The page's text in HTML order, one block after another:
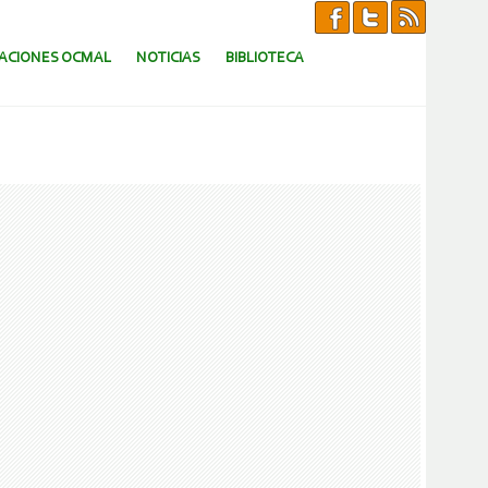
OCMAL NOTICIAS BIBLIOTECA